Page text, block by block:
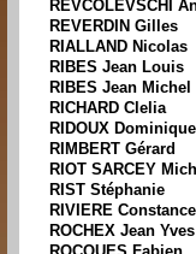
REVCOLEVSCHI
REVERDIN Gilles
RIALLAND Nicolas
RIBES Jean Louis
RIBES Jean Michel
RICHARD Clelia
RIDOUX Dominique
RIMBERT Gérard
RIOT SARCEY
RIST Stéphanie
RIVIERE Constance
ROCHEX Jean Yves